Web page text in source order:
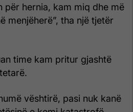
për hernia, kam miq dhe më
menjëherë”, tha një tjetër
time kam pritur gjashtë
vështirë, pasi nuk kanë